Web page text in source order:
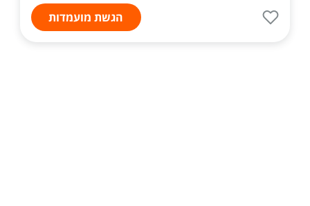
הגשת מועמדות